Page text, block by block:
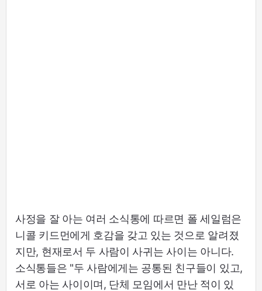
사정을 잘 아는 여러 소식통에 따르면 폴 세일럼은
니콜 키드먼에게 호감을 갖고 있는 것으로 알려졌
지만, 현재로서 두 사람이 사귀는 사이는 아니다.
소식통들은 "두 사람에게는 공통된 친구들이 있고,
서로 아는 사이이며, 단체 모임에서 만난 적이 있